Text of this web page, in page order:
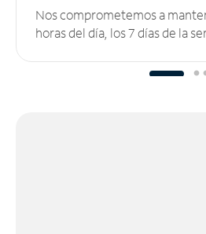
Nos comprometemos a
horas del día, los 7 días de la